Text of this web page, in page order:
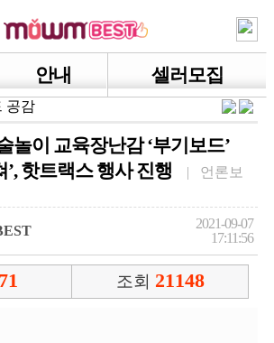
안내 셀러모집
놀이 교육장난감 ‘부기보드’
’, 핫트랙스 행사 진행
| 언론보
2021-09-07
17:11:56
조회 21148